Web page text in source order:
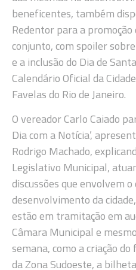
beneficentes, também
Redentor para a
conjunto, com spoiler
e a inclusão do Dia de
Calendário Oficial da
Favelas do Rio de Janeiro.
O vereador Carlo Caiado
Dia com a Notícia’,
Rodrigo Machado,
Legislativo Municipal,
discussões que envolvem o
desenvolvimento da
estão em tramitação em
Câmara Municipal e
semana, como a criação
da Zona Sudoeste, a